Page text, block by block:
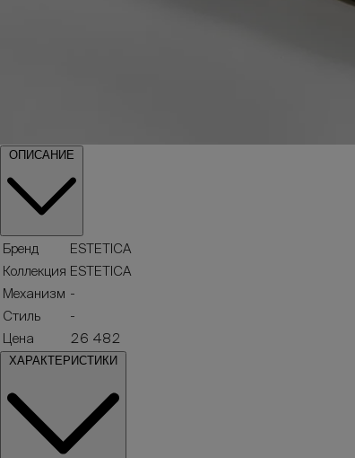
ОПИСАНИЕ
Бренд
ESTETICA
Коллекция ESTETICA
Механизм -
Стиль
-
Цена
26 482
ХАРАКТЕРИСТИКИ